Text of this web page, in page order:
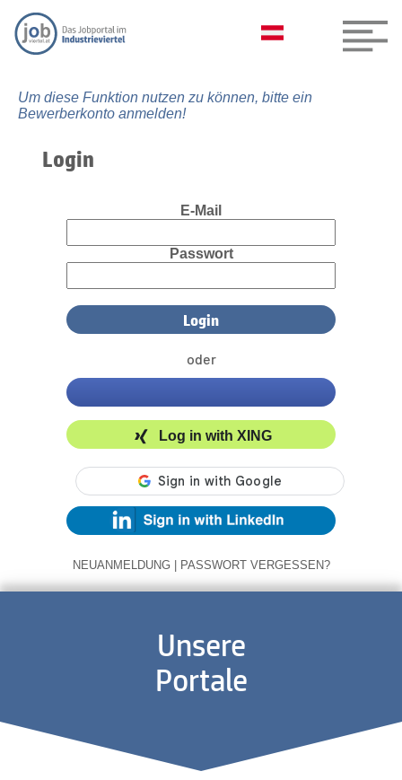
Um diese Funktion nutzen zu können, bitte ein
Bewerberkonto anmelden!
Login
E-Mail
Passwort
oder
Log in with XING
NEUANMELDUNG | PASSWORT VERGESSEN?
Unsere
Portale